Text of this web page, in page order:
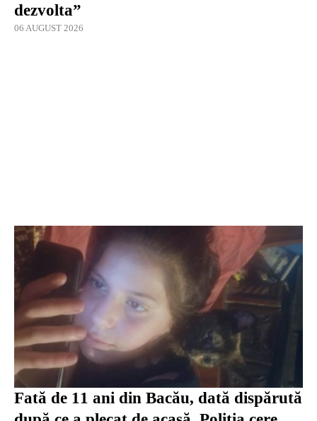
dezvolta”
06 AUGUST 2026
Fată de 11 ani din Bacău, dată dispărută